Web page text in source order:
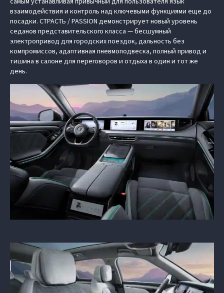
взаимодействия и контроль над ключевыми функциями еще до
посадки. СТРАСТЬ / PASSION демонстрирует новый уровень
седанов представительского класса — бесшумный
электропривод для городских поездок, дальность без
компромиссов, адаптивная пневмоподвеска, полный привод и
тишина в салоне для переговоров и отдыха в один и тот же
день.